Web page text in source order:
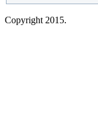
Copyright 2015.